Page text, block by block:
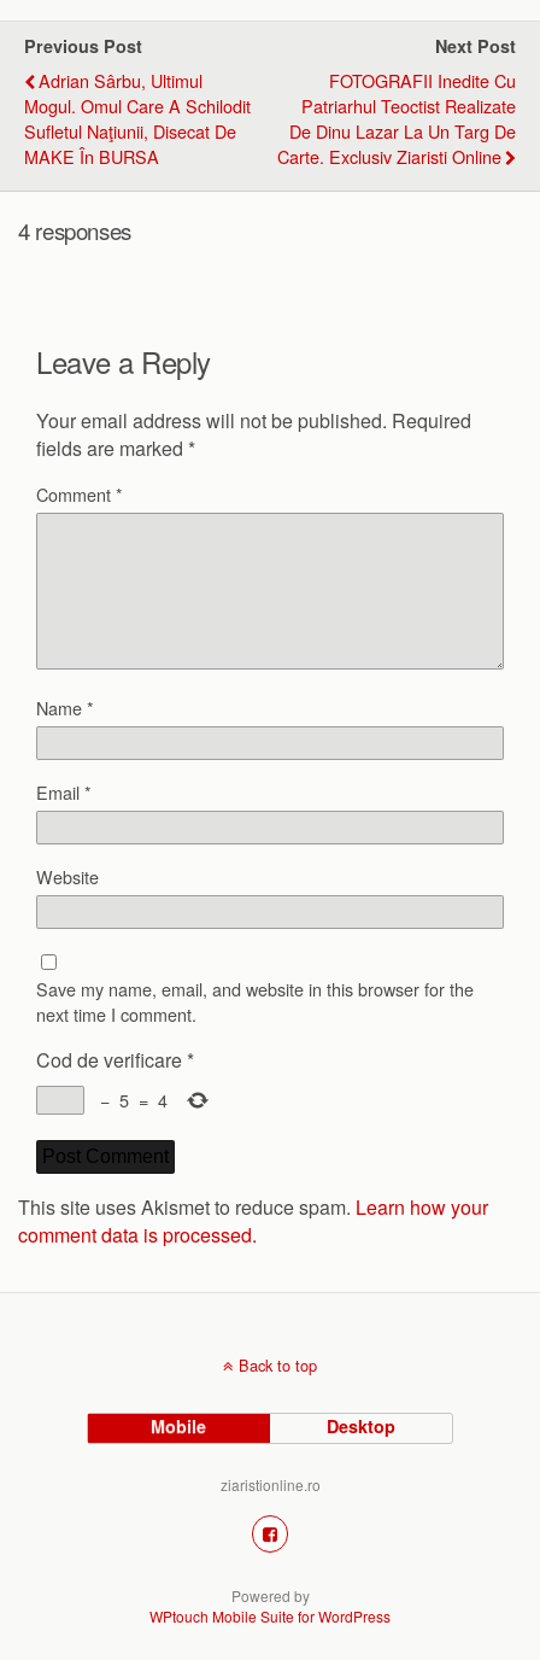
Previous Post
Adrian Sârbu, Ultimul
Mogul. Omul Care A Schilodit
Sufletul Naţiunii, Disecat De
MAKE În BURSA
Next Post
FOTOGRAFII Inedite Cu
Patriarhul Teoctist Realizate
De Dinu Lazar La Un Targ De
Carte. Exclusiv Ziaristi Online
4 responses
Leave a Reply
Your email address will not be published. Required
fields are marked *
Comment*
Name*
Email*
Website
Save my name, email, and website in this browser for the
next time I comment.
Cod de verificare *
− 5 = 4
This site uses Akismet to reduce spam. Learn how your
comment data is processed.
Back to top
Mobile Desktop
ziaristionline.ro
Powered by
WPtouch Mobile Suite for WordPress